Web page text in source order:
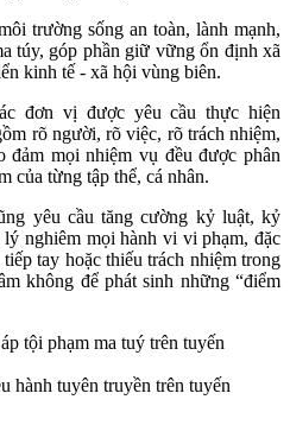
trường sống an toàn, lành mạnh,
túy, góp phần giữ vững ổn định xã
kinh tế - xã hội vùng biên.
đơn vị được yêu cầu thực hiện
rõ người, rõ việc, rõ trách nhiệm,
đảm mọi nhiệm vụ đều được phân
của từng tập thể, cá nhân.
yêu cầu tăng cường kỷ luật, kỷ
nghiêm mọi hành vi vi phạm, đặc
tay hoặc thiếu trách nhiệm trong
không để phát sinh những “điểm
hành tuyên truyền trên tuyến